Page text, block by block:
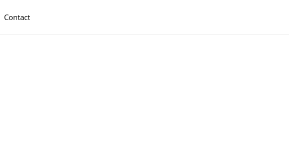
Contact